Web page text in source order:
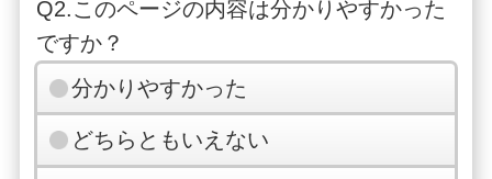
Q2.このページの内容は分かりやすかった
ですか？
分かりやすかった
どちらともいえない